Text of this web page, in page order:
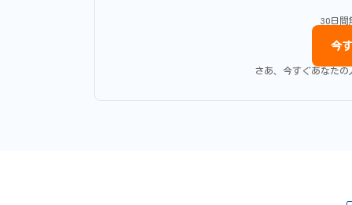
30日間
今
さあ、今すぐあなた